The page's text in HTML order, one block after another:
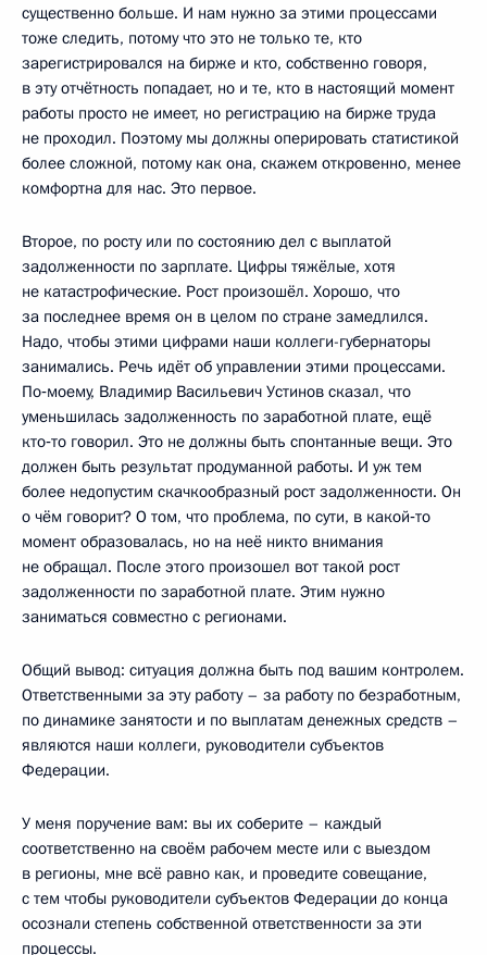
существенно больше. И нам нужно за этими процессами
тоже следить, потому что это не только те, кто
зарегистрировался на бирже и кто, собственно говоря,
в эту отчётность попадает, но и те, кто в настоящий момент
работы просто не имеет, но регистрацию на бирже труда
не проходил. Поэтому мы должны оперировать статистикой
более сложной, потому как она, скажем откровенно, менее
комфортна для нас. Это первое.
Второе, по росту или по состоянию дел с выплатой
задолженности по зарплате. Цифры тяжёлые, хотя
не катастрофические. Рост произошёл. Хорошо, что
за последнее время он в целом по стране замедлился.
Надо, чтобы этими цифрами наши коллеги-губернаторы
занимались. Речь идёт об управлении этими процессами.
По‑моему, Владимир Васильевич Устинов сказал, что
уменьшилась задолженность по заработной плате, ещё
кто‑то говорил. Это не должны быть спонтанные вещи. Это
должен быть результат продуманной работы. И уж тем
более недопустим скачкообразный рост задолженности. Он
о чём говорит? О том, что проблема, по сути, в какой‑то
момент образовалась, но на неё никто внимания
не обращал. После этого произошел вот такой рост
задолженности по заработной плате. Этим нужно
заниматься совместно с регионами.
Общий вывод: ситуация должна быть под вашим контролем.
Ответственными за эту работу – за работу по безработным,
по динамике занятости и по выплатам денежных средств –
являются наши коллеги, руководители субъектов
Федерации.
У меня поручение вам: вы их соберите – каждый
соответственно на своём рабочем месте или с выездом
в регионы, мне всё равно как, и проведите совещание,
с тем чтобы руководители субъектов Федерации до конца
осознали степень собственной ответственности за эти
процессы.